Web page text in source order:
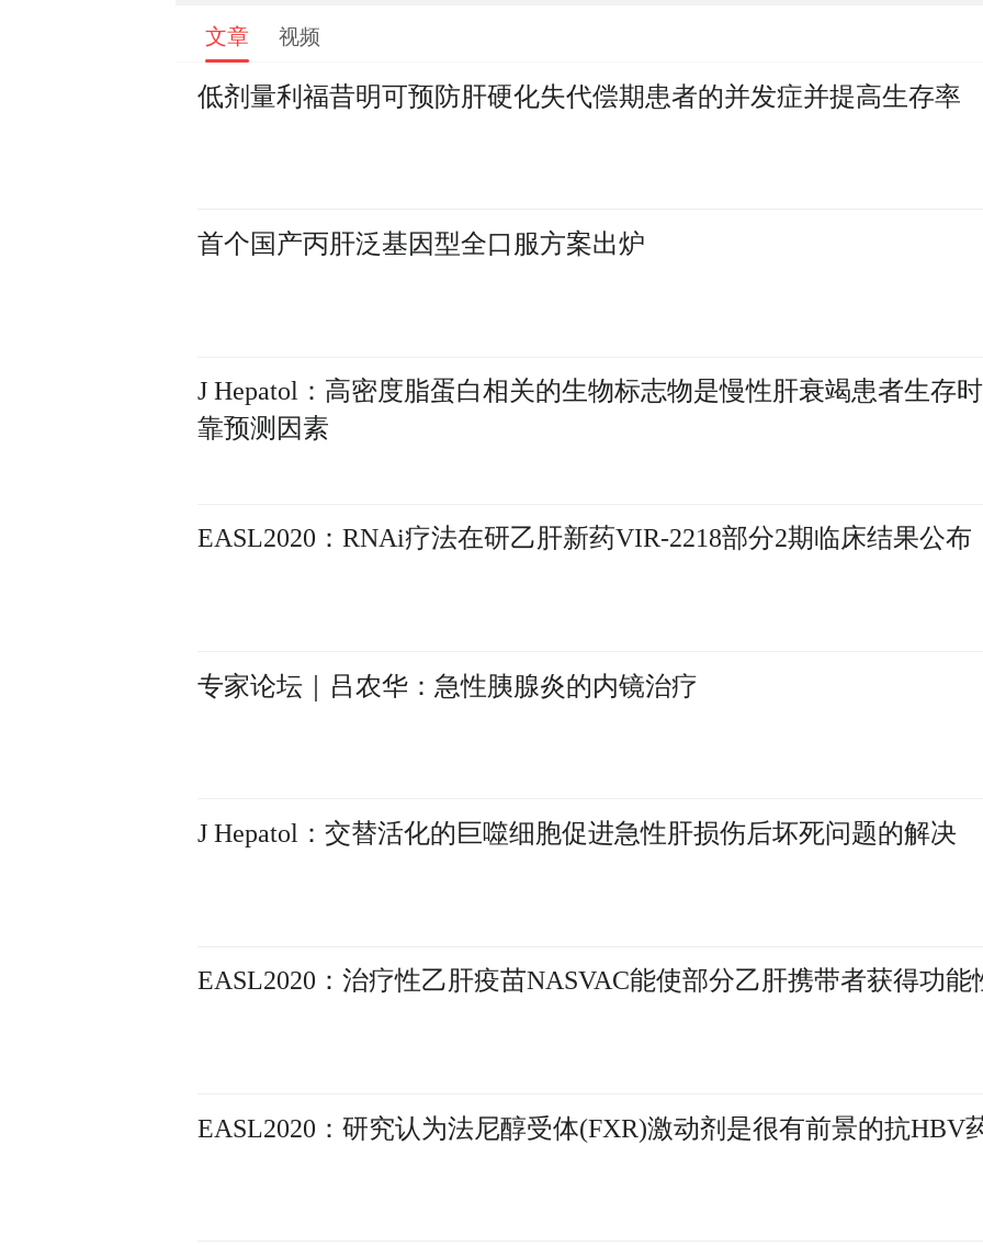
文章 视频
低剂量利福昔明可预防肝硬化失代偿期患者的并发症并提高生存率
首个国产丙肝泛基因型全口服方案出炉
J Hepatol：高密度脂蛋白相关的生物标志物是慢性肝衰竭患者生存
靠预测因素
EASL2020：RNAi疗法在研乙肝新药VIR-2218部分2期临床结果公布
专家论坛｜吕农华：急性胰腺炎的内镜治疗
J Hepatol：交替活化的巨噬细胞促进急性肝损伤后坏死问题的解决
EASL2020：治疗性乙肝疫苗NASVAC能使部分乙肝携带者获得功能
EASL2020：研究认为法尼醇受体(FXR)激动剂是很有前景的抗HBV